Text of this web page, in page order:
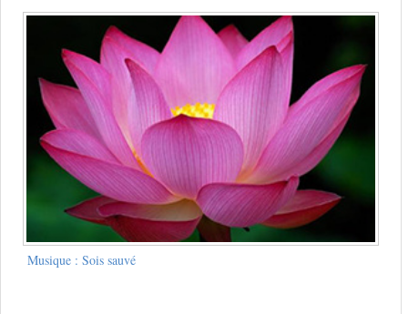
Musique : Sois sauvé